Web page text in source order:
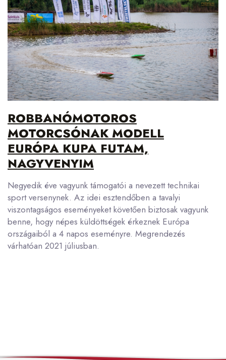
ROBBANÓMOTOROS
MOTORCSÓNAK MODELL
EURÓPA KUPA FUTAM,
NAGYVENYIM
Negyedik éve vagyunk támogatói a nevezett technikai
sport versenynek. Az idei esztendőben a tavalyi
viszontagságos eseményeket követően biztosak vagyunk
benne, hogy népes küldöttségek érkeznek Európa
országaiból a 4 napos eseményre. Megrendezés
várhatóan 2021 júliusban.